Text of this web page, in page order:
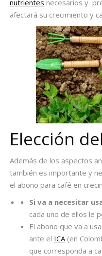
nutrientes necesarios y
afectará su crecimiento y
Elección
Además de los aspectos
también es importante y
el abono para café en
Si va a necesitar
cada uno de ellos le
El abono que va a
ante el ICA (en
que corresponda a